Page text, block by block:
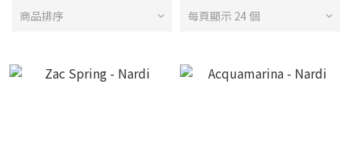
商品排序 每頁顯示 24 個